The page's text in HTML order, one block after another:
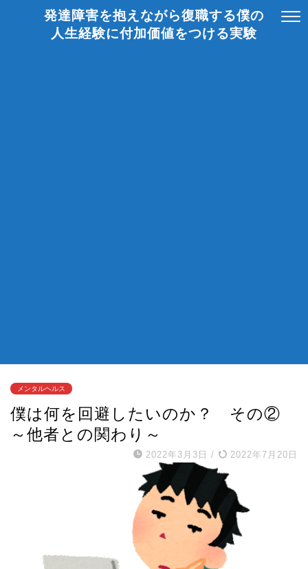
発達障害を抱えながら復職する僕の
人生経験に付加価値をつける実験
メンタルヘルス
僕は何を回避したいのか？ その②
～他者との関わり～
2022年3月3日 / 2022年7月20日